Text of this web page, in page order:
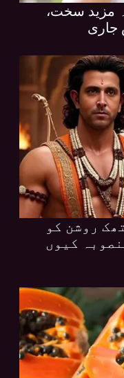
مزید سخت،
جاری
روشن کو
کیوں